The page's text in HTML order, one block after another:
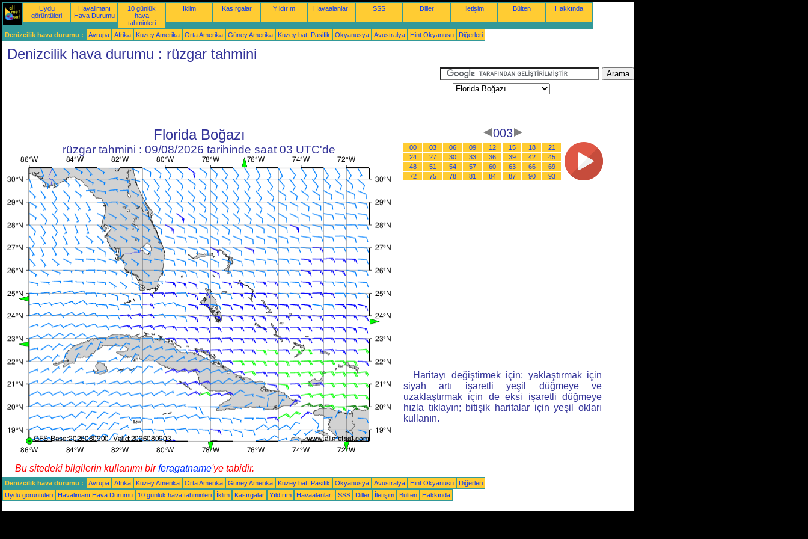
Uydu
görüntüleri
Havalimanı
Hava Durumu
10 günlük
hava
tahminleri
İklim Kasırgalar Yıldırım Havaalanları SSS Diller İletişim Bülten Hakkında
Denizcilik hava durumu : Avrupa Afrika Kuzey Amerika Orta Amerika Güney Amerika Kuzey batı Pasifik Okyanusya Avustralya Hint Okyanusu Diğerleri
Denizcilik hava durumu : rüzgar tahmini
Florida Boğazı
rüzgar tahmini : 09/08/2026 tarihinde saat 03 UTC'de
003
00 03 06 09 12 15 18
21
24
27 30 33 36 39 42
45
48
51 54 57 60 63 66
69
72
75 78 81 84 87 90 93
Haritayı değiştirmek için: yaklaştırmak için
siyah artı işaretli yeşil düğmeye ve
uzaklaştırmak için de eksi işaretli düğmeye
hızla tıklayın; bitişik haritalar için yeşil okları
kullanın.
Bu sitedeki bilgilerin kullanımı birferagatname'ye tabidir.
Denizcilik hava durumu : Avrupa Afrika Kuzey Amerika Orta Amerika Güney Amerika Kuzey batı Pasifik Okyanusya Avustralya Hint Okyanusu
Diğerleri
Uydu görüntüleri
Havalimanı Hava Durumu 10 günlük hava tahminleri İklim Kasırgalar Yıldırım Havaalanları SSS Diller İletişim Bülten Hakkında